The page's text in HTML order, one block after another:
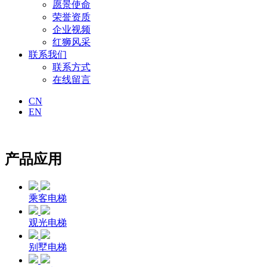
愿景使命
荣誉资质
企业视频
红狮风采
联系我们
联系方式
在线留言
CN
EN
产品应用
乘客电梯
观光电梯
别墅电梯